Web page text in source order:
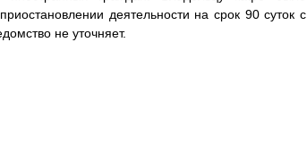
деятельности на срок 90 суток с
не уточняет.